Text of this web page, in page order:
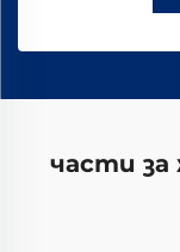
части за